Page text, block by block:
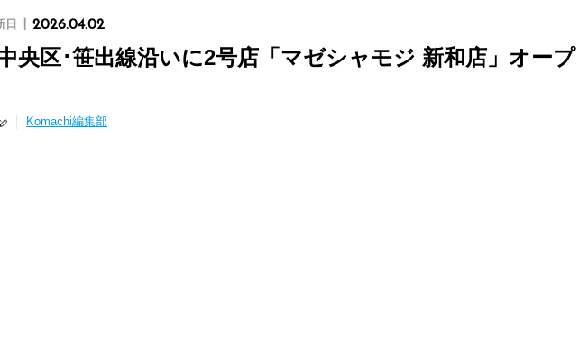
日 2026.04.02
央区･笹出線沿いに2号店「マゼシャモジ 新和店」オープ
Komachi編集部